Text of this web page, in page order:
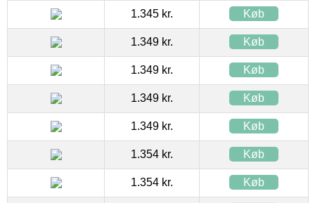
1.345 kr. Køb
1.349 kr. Køb
1.349 kr. Køb
1.349 kr. Køb
1.349 kr. Køb
1.354 kr. Køb
1.354 kr. Køb